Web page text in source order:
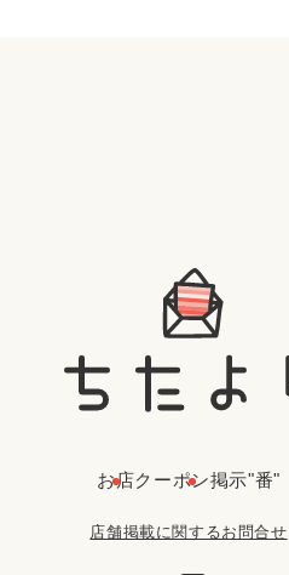
お店クーポン掲示"番"
店舗掲載に関するお問合せ